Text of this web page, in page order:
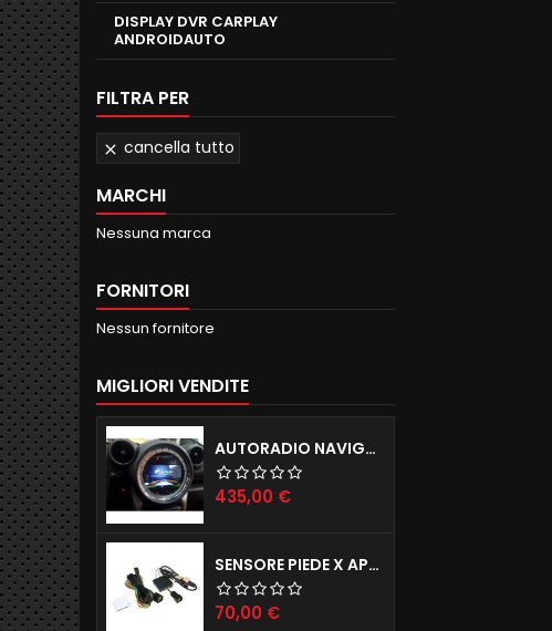
DISPLAY DVR CARPLAY
ANDROIDAUTO
FILTRA PER
 cancella tutto
MARCHI
Nessuna marca
FORNITORI
Nessun fornitore
MIGLIORI VENDITE
AUTORADIO NAVIGATORE R56 57 60 ANDROID 12.0 QUADCORE WIFI 2GB RAM 16GB ROM
Prezzo
435,00 €
SENSORE PIEDE X APERTURA PORTELLONE ELETTRICO TAILGATE X TUTTE LE AUTO
Prezzo
70,00 €